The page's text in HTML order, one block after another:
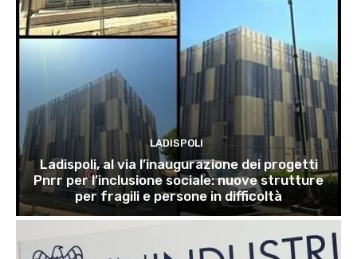
LADISPOLI
Ladispoli, al via l’inaugurazione dei progetti
Pnrr per l’inclusione sociale: nuove strutture
per fragili e persone in difficoltà